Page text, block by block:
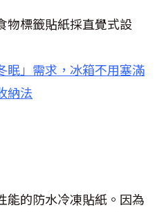
標籤貼紙採直覺式設
眠」需求，冰箱不用塞滿
納法
能的防水冷凍貼紙。因為